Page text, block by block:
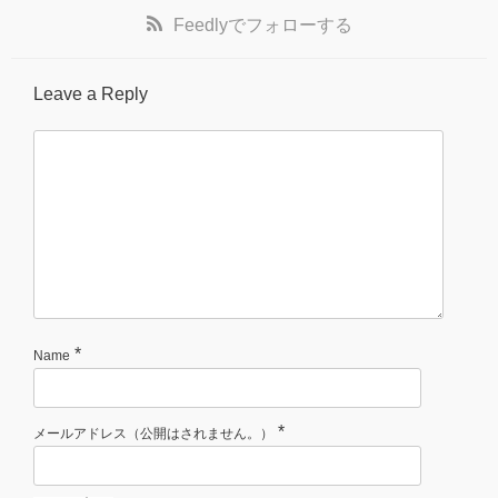
Feedlyでフォローする
Leave a Reply
Name *
メールアドレス（公開はされません。） *